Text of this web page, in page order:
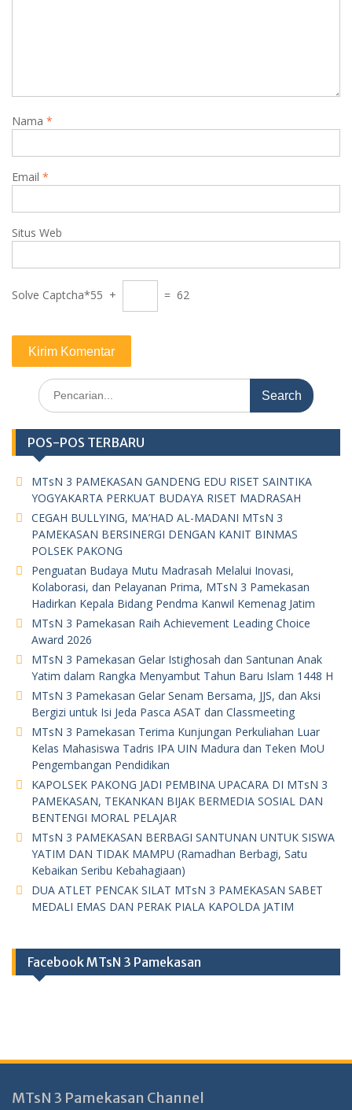
Nama *
Email *
Situs Web
Solve Captcha*55 + = 62
Search
for:
POS-POS TERBARU
MTsN 3 PAMEKASAN GANDENG EDU RISET SAINTIKA
YOGYAKARTA PERKUAT BUDAYA RISET MADRASAH
CEGAH BULLYING, MA’HAD AL-MADANI MTsN 3
PAMEKASAN BERSINERGI DENGAN KANIT BINMAS
POLSEK PAKONG
Penguatan Budaya Mutu Madrasah Melalui Inovasi,
Kolaborasi, dan Pelayanan Prima, MTsN 3 Pamekasan
Hadirkan Kepala Bidang Pendma Kanwil Kemenag Jatim
MTsN 3 Pamekasan Raih Achievement Leading Choice
Award 2026
MTsN 3 Pamekasan Gelar Istighosah dan Santunan Anak
Yatim dalam Rangka Menyambut Tahun Baru Islam 1448 H
MTsN 3 Pamekasan Gelar Senam Bersama, JJS, dan Aksi
Bergizi untuk Isi Jeda Pasca ASAT dan Classmeeting
MTsN 3 Pamekasan Terima Kunjungan Perkuliahan Luar
Kelas Mahasiswa Tadris IPA UIN Madura dan Teken MoU
Pengembangan Pendidikan
KAPOLSEK PAKONG JADI PEMBINA UPACARA DI MTsN 3
PAMEKASAN, TEKANKAN BIJAK BERMEDIA SOSIAL DAN
BENTENGI MORAL PELAJAR
MTsN 3 PAMEKASAN BERBAGI SANTUNAN UNTUK SISWA
YATIM DAN TIDAK MAMPU (Ramadhan Berbagi, Satu
Kebaikan Seribu Kebahagiaan)
DUA ATLET PENCAK SILAT MTsN 3 PAMEKASAN SABET
MEDALI EMAS DAN PERAK PIALA KAPOLDA JATIM
Facebook MTsN 3 Pamekasan
MTsN 3 Pamekasan Channel